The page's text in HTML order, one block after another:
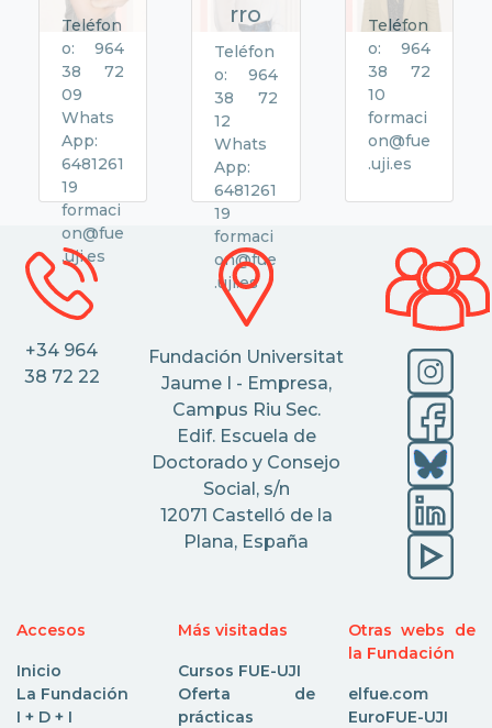
Teléfon
o: 964
38 72
09
Whats
App:
6481261
19
formaci
on@fue
.uji.es
rro
Teléfon
o: 964
38 72
12
Whats
App:
6481261
19
formaci
on@fue
.uji.es
Teléfon
o: 964
38 72
10
formaci
on@fue
.uji.es
+34 964
38 72 22
Fundación Universitat
Jaume I - Empresa,
Campus Riu Sec.
Edif. Escuela de
Doctorado y Consejo
Social, s/n
12071 Castelló de la
Plana, España
Accesos
Inicio
La Fundación
I + D + I
Más visitadas
Cursos FUE-UJI
Oferta de
prácticas
Otras webs de
la Fundación
elfue.com
EuroFUE-UJI